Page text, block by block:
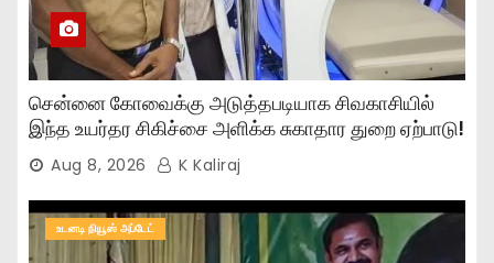
சென்னை கோவைக்கு அடுத்தபடியாக சிவகாசியில்
இந்த உயர்தர சிகிச்சை அளிக்க சுகாதார துறை ஏற்பாடு!
Aug 8, 2026 K Kaliraj
உடனடி நியூஸ் அப்டேட்